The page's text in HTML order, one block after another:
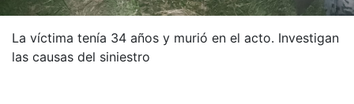
La víctima tenía 34 años y murió en el acto. Investigan
las causas del siniestro